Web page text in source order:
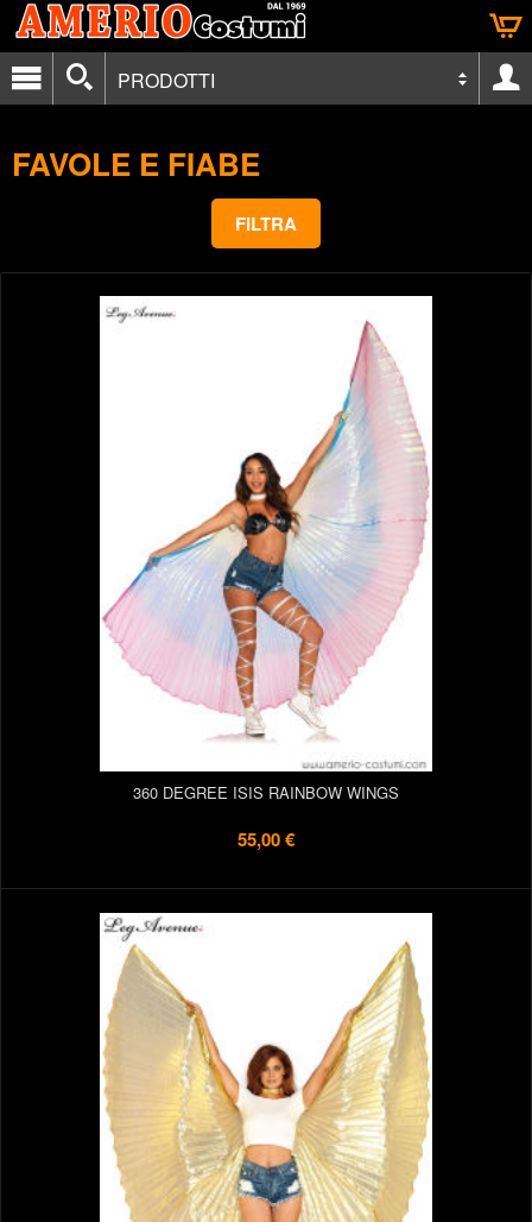
PRODOTTI
FAVOLE E FIABE
FILTRA
360 DEGREE ISIS RAINBOW WINGS
55,00 €